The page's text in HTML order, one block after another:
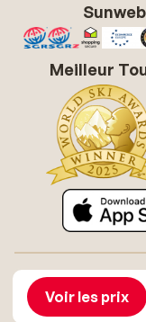
Voir les prix
Meilleur
À propos
Conditions
Déclaration